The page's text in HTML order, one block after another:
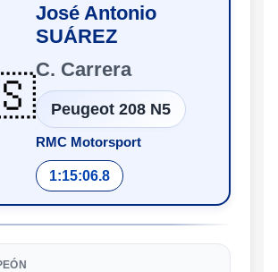
José Antonio
SUÁREZ
C. Carrera
Peugeot 208 N5
RMC Motorsport
1:15:06.8